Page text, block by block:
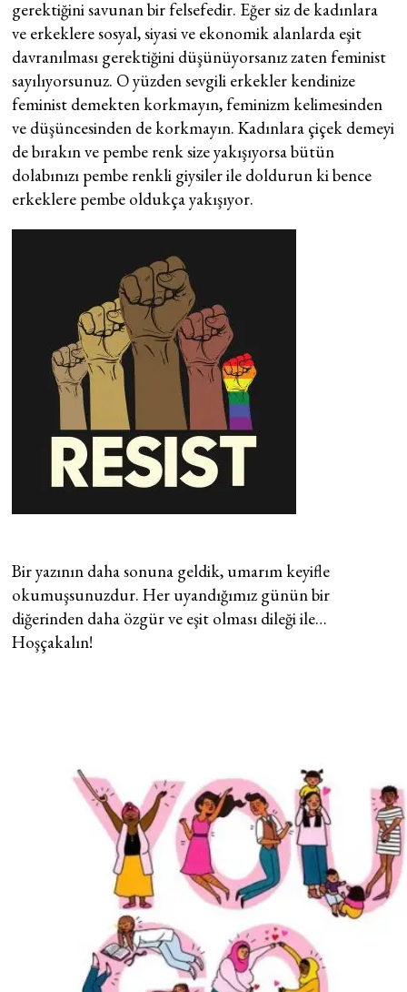
gerektiğini savunan bir felsefedir. Eğer siz de kadınlara
ve erkeklere sosyal, siyasi ve ekonomik alanlarda eşit
davranılması gerektiğini düşünüyorsanız zaten feminist
sayılıyorsunuz. O yüzden sevgili erkekler kendinize
feminist demekten korkmayın, feminizm kelimesinden
ve düşüncesinden de korkmayın. Kadınlara çiçek demeyi
de bırakın ve pembe renk size yakışıyorsa bütün
dolabınızı pembe renkli giysiler ile doldurun ki bence
erkeklere pembe oldukça yakışıyor.
Bir yazının daha sonuna geldik, umarım keyifle
okumuşsunuzdur. Her uyandığımız günün bir
diğerinden daha özgür ve eşit olması dileği ile…
Hoşçakalın!